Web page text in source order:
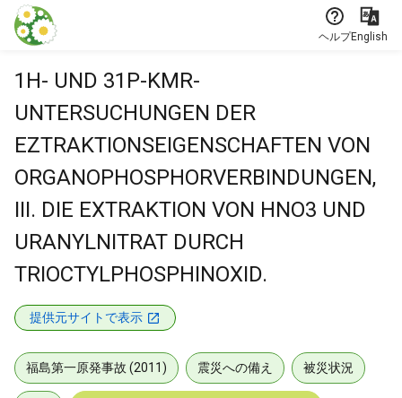
本文に飛ぶ
ヘルプEnglish
1H- UND 31P-KMR-
UNTERSUCHUNGEN DER
EZTRAKTIONSEIGENSCHAFTEN VON
ORGANOPHOSPHORVERBINDUNGEN,
III. DIE EXTRAKTION VON HNO3 UND
URANYLNITRAT DURCH
TRIOCTYLPHOSPHINOXID.
提供元サイトで表示
福島第一原発事故 (2011) 震災への備え 被災状況